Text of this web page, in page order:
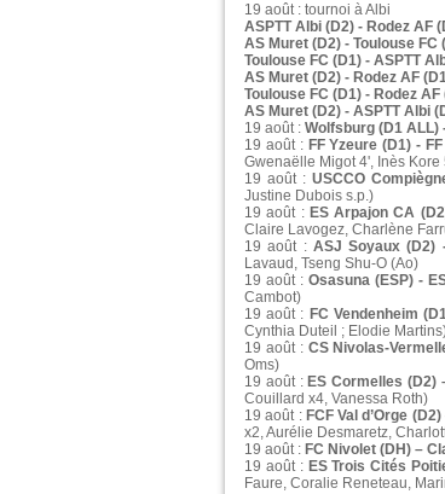
19 août : tournoi à Albi
ASPTT Albi (D2) - Rodez AF
AS Muret (D2) - Toulouse FC
Toulouse FC (D1) - ASPTT
AS Muret (D2) - Rodez AF
Toulouse FC (D1) - Rodez AF
AS Muret (D2) - ASPTT Albi
19 août : Wolfsburg (D1 ALL)
19 août : FF Yzeure (D1) -
Gwenaëlle Migot 4', Inès
19 août :USCCO
Justine Dubois s.p.)
19 août : ES Arpajon CA
Claire Lavogez, Charlène
19 août : ASJ Soyaux (D2)
Lavaud, Tseng Shu-O (Ao)
19 août : Osasuna (ESP) -
Cambot)
19 août : FC Vendenheim
Cynthia Duteil ; Elodie
19 août : CS Nivolas-
Oms)
19 août : ES Cormelles (D2)
Couillard x4, Vanessa Roth)
19 août : FCF Val d’Orge
x2, Aurélie Desmaretz,
19 août : FC Nivolet (DH) –
19 août : ES Trois Cités
Faure, Coralie Reneteau,